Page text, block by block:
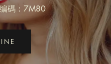
碼：7M80